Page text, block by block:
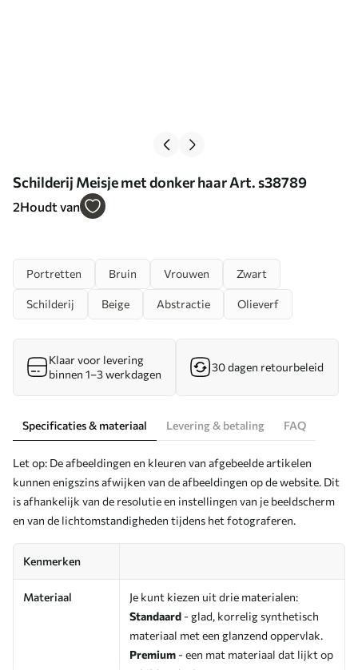
Schilderij Meisje met donker haar Art. s38789
2Houdt van
Portretten Bruin Vrouwen Zwart
Schilderij Beige Abstractie Olieverf
Klaar voor levering
binnen 1–3 werkdagen
30 dagen retourbeleid
Specificaties & materiaal Levering & betaling FAQ
Let op: De afbeeldingen en kleuren van afgebeelde artikelen
kunnen enigszins afwijken van de afbeeldingen op de website. Dit
is afhankelijk van de resolutie en instellingen van je beeldscherm
en van de lichtomstandigheden tijdens het fotograferen.
Kenmerken
Materiaal
Je kunt kiezen uit drie materialen:
Standaard - glad, korrelig synthetisch
materiaal met een glanzend oppervlak.
Premium - een mat materiaal dat lijkt op